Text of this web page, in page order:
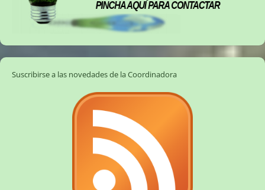
Suscribirse a las novedades de la Coordinadora